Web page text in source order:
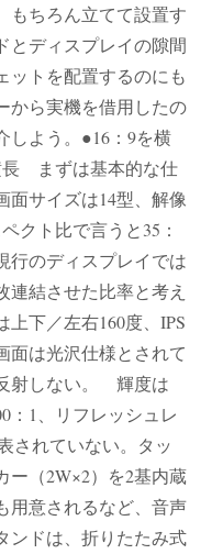
もちろん立てて設置す
とディスプレイの隙間
ットを配置するのにも
ら実機を借用したの
しよう。●16：9を横
長 まずは基本的な仕
面サイズは14型、解像
クト比で言うと35：
行のディスプレイでは
連結させた比率と考え
下／左右160度、IPS
面は光沢仕様とされて
射しない。 輝度は
：1、リフレッシュレ
されていない。タッ
ー（2W×2）を2基内蔵
用意されるなど、音声
ドは、折りたたみ式